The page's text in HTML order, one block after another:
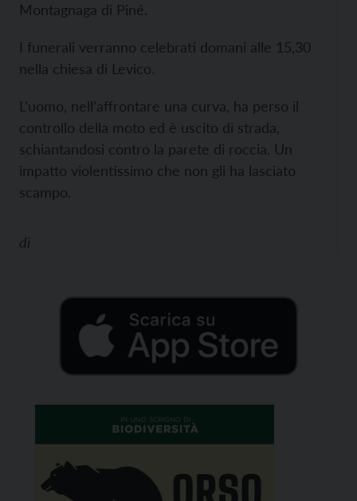
Montagnaga di Piné.
I funerali verranno celebrati domani alle 15,30
nella chiesa di Levico.
L’uomo, nell’affrontare una curva, ha perso il
controllo della moto ed è uscito di strada,
schiantandosi contro la parete di roccia. Un
impatto violentissimo che non gli ha lasciato
scampo.
di